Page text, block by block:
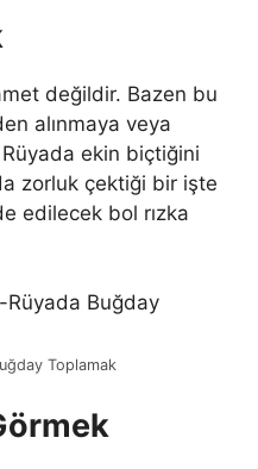
değildir. Bazen bu
alınmaya veya
Rüyada ekin biçtiğini
zorluk çektiği bir işte
edilecek bol rızka
Toplamak